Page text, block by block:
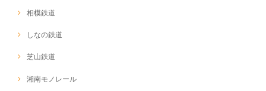
相模鉄道
しなの鉄道
芝山鉄道
湘南モノレール